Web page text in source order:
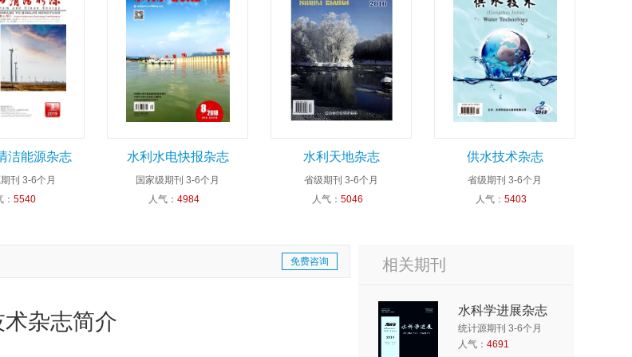
洁能源杂志
刊 3-6个月
： 5540
水利水电快报杂志
国家级期刊 3-6个月
人气： 4984
水利天地杂志
省级期刊 3-6个月
人气： 5046
供水技术杂志
省级期刊 3-6个月
人气： 5403
免费咨询
杂志简介
相关期刊
水科学进展杂志
统计源期刊 3-6个月
人气： 4691